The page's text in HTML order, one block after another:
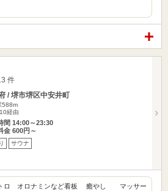
件
/ 堺市堺区中安井町
588m
経由
間 14:00～23:30
金 600円～
サウナ
ロ オロナミンなど看板 癒やし マッサー